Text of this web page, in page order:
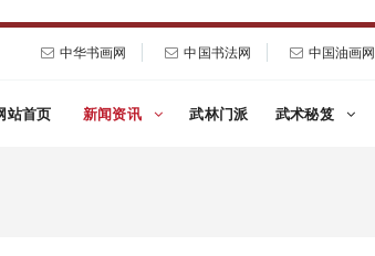
中华书画网 中国书法网 中国油画网
站首页 新闻资讯 武林门派 武术秘笈